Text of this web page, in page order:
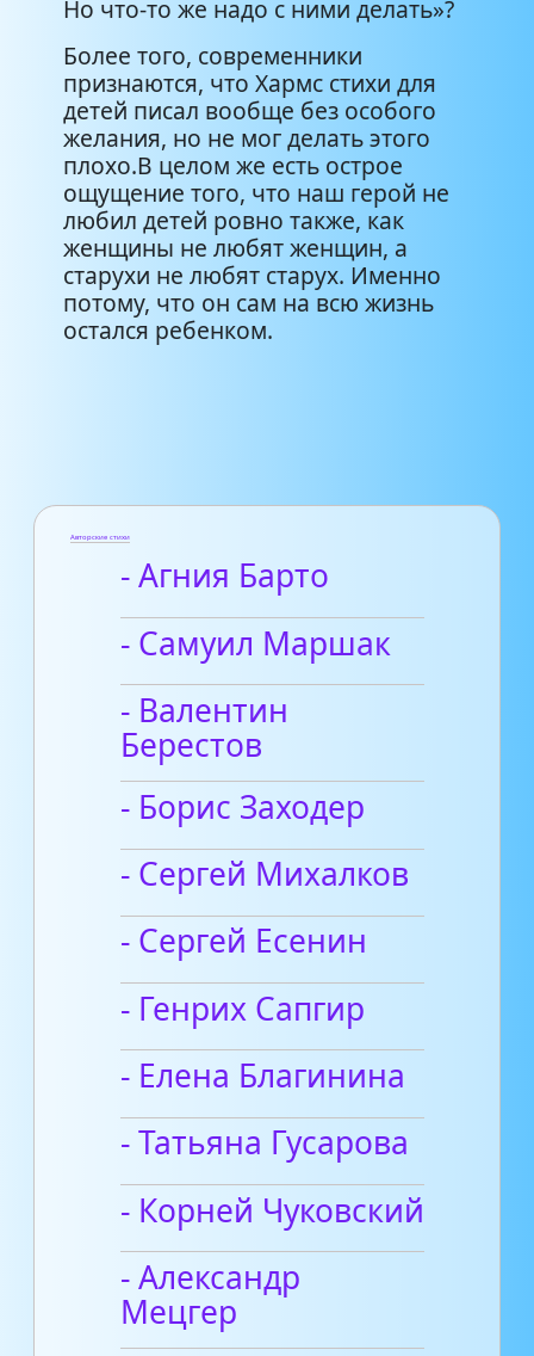
Но что-то же надо с ними делать»?
Более того, современники
признаются, что Хармс стихи для
детей писал вообще без особого
желания, но не мог делать этого
плохо.В целом же есть острое
ощущение того, что наш герой не
любил детей ровно также, как
женщины не любят женщин, а
старухи не любят старух. Именно
потому, что он сам на всю жизнь
остался ребенком.
Авторские стихи
- Агния Барто
- Самуил Маршак
- Валентин
Берестов
- Борис Заходер
- Сергей Михалков
- Сергей Есенин
- Генрих Сапгир
- Елена Благинина
- Татьяна Гусарова
- Корней Чуковский
- Александр
Мецгер